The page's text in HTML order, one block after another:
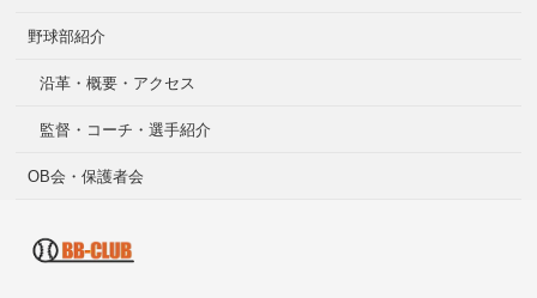
野球部紹介
沿革・概要・アクセス
監督・コーチ・選手紹介
OB会・保護者会